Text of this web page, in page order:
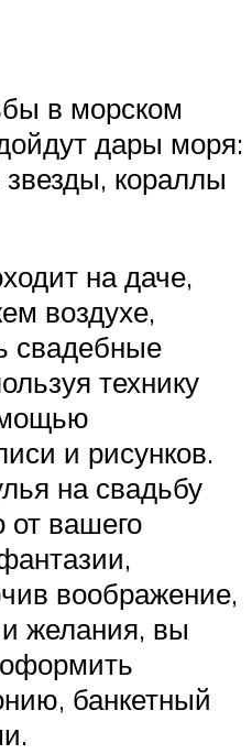
в морском
дары моря:
кораллы
на даче,
воздухе,
свадебные
технику
и рисунков.
на свадьбу
от вашего
воображение,
желания, вы
банкетный